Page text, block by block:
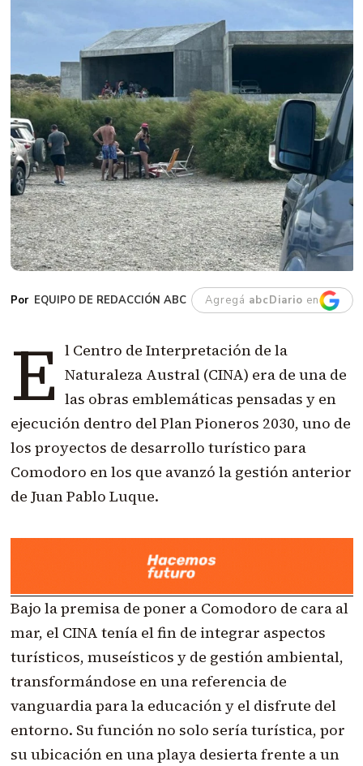
EQUIPO DE REDACCIÓN ABC Agregá abcDiario en
E l Centro de Interpretación de la
Naturaleza Austral (CINA) era de una de
las obras emblemáticas pensadas y en
ejecución dentro del Plan Pioneros 2030, uno de
los proyectos de desarrollo turístico para
Comodoro en los que avanzó la gestión anterior
de Juan Pablo Luque.
Bajo la premisa de poner a Comodoro de cara al
mar, el CINA tenía el fin de integrar aspectos
turísticos, museísticos y de gestión ambiental,
transformándose en una referencia de
vanguardia para la educación y el disfrute del
entorno. Su función no solo sería turística, por
su ubicación en una playa desierta frente a un